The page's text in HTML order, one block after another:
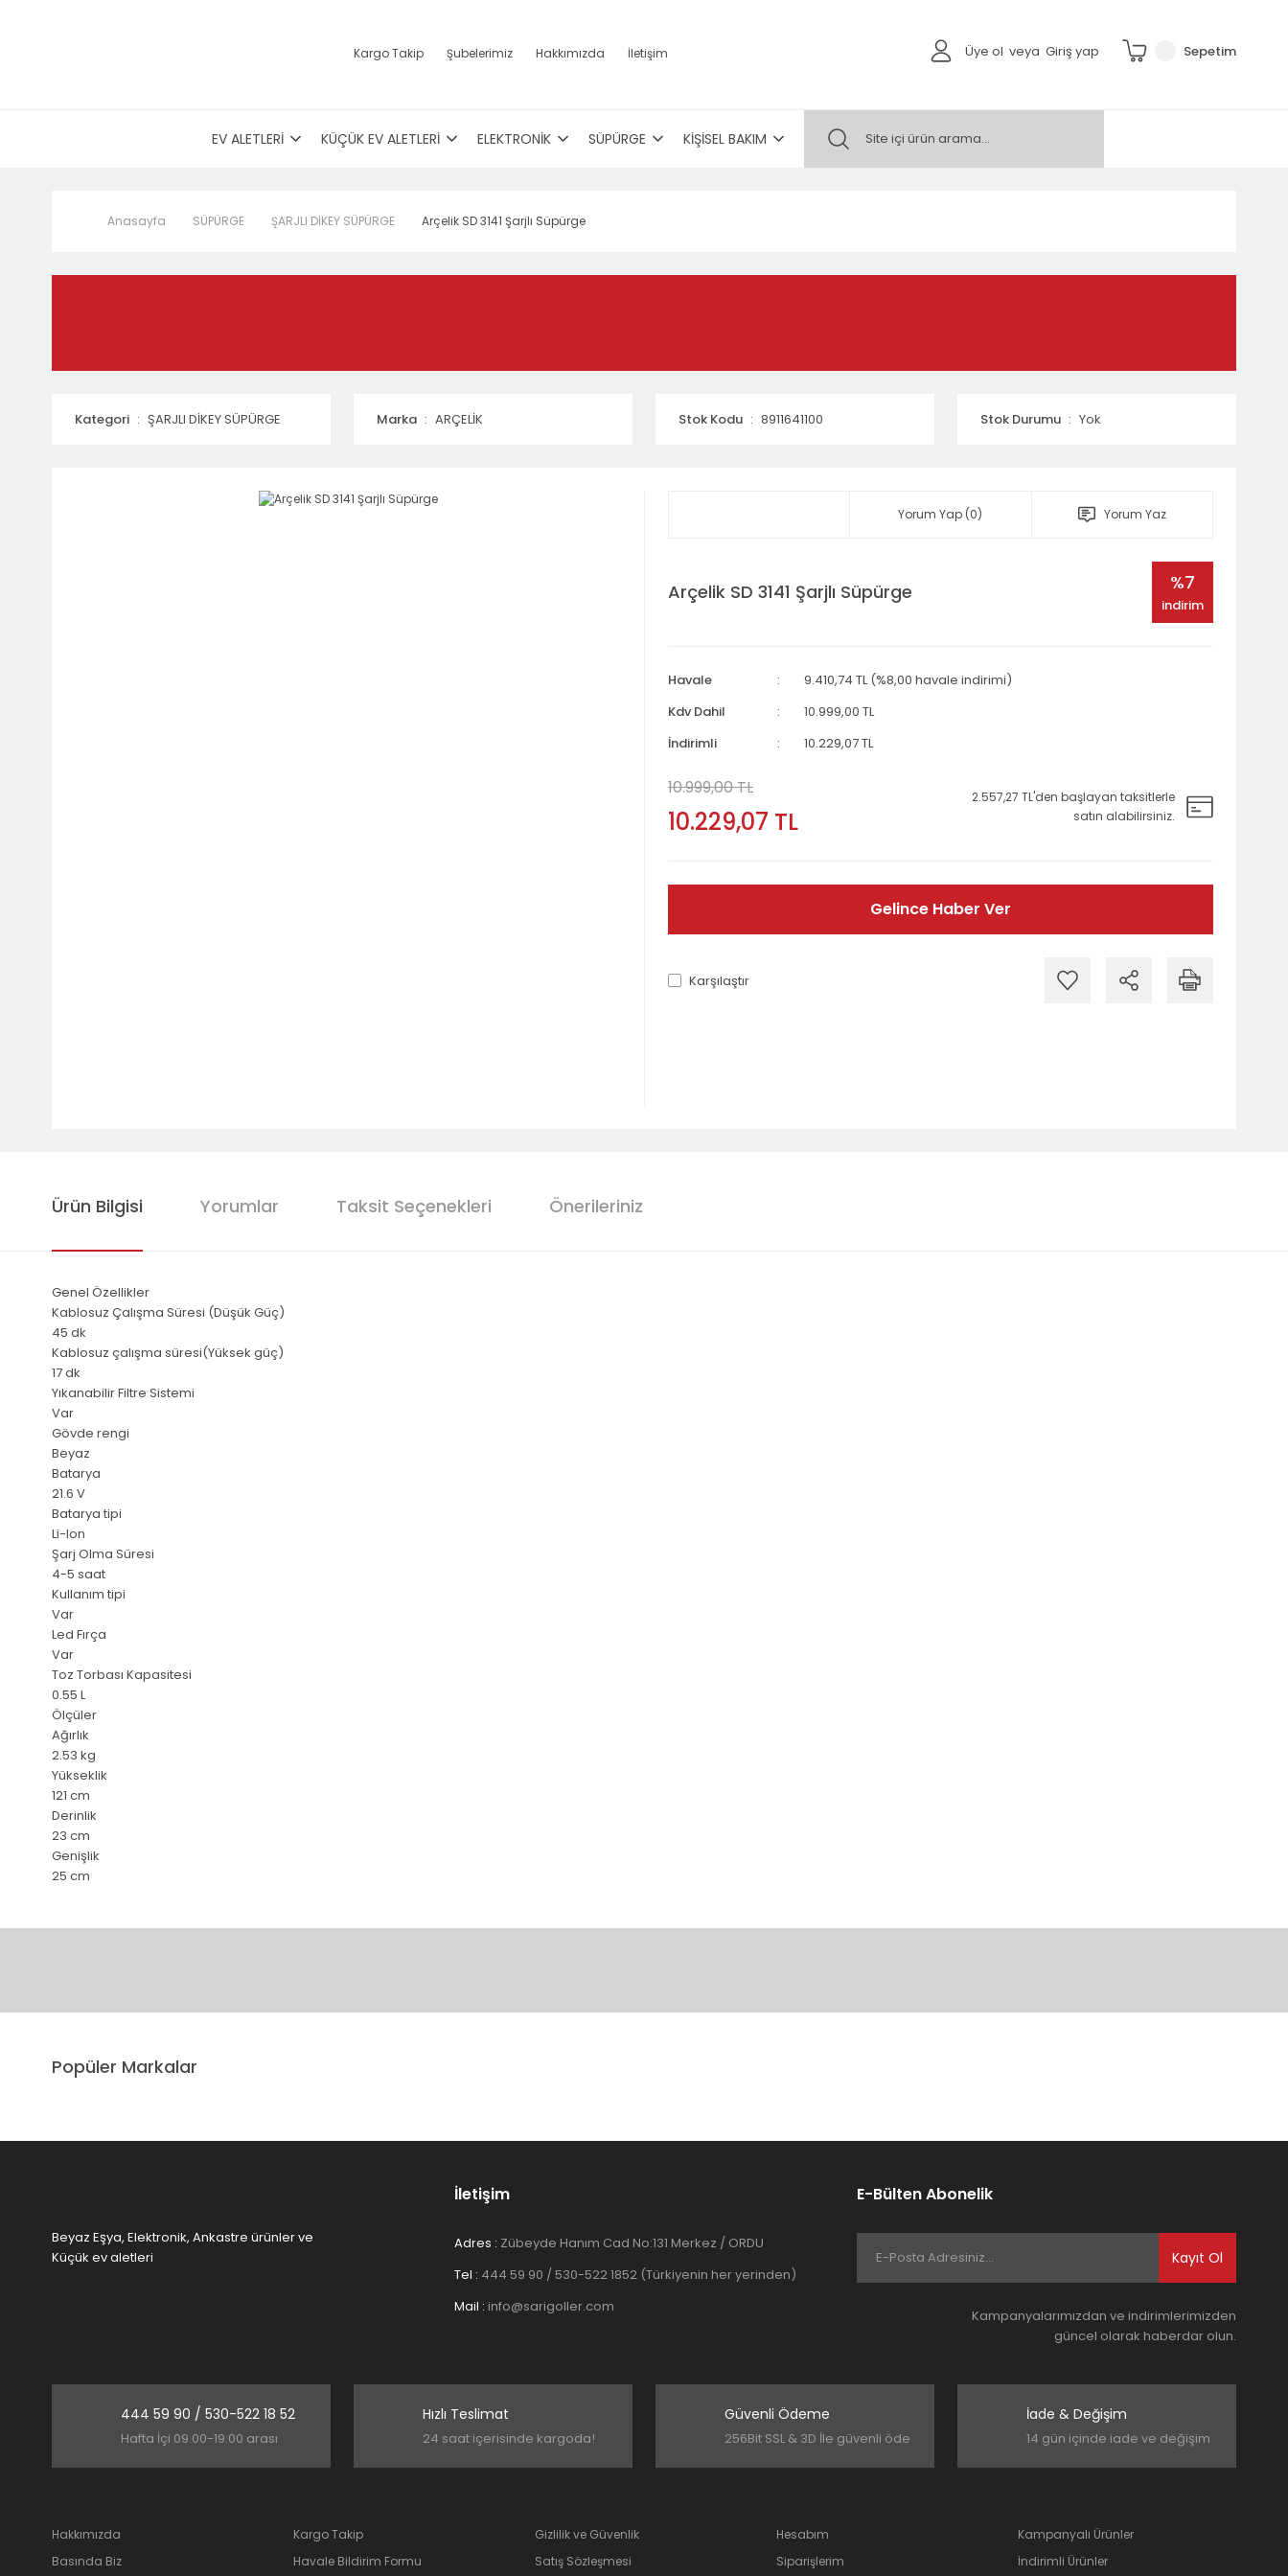
Kargo Takip Şubelerimiz Hakkımızda İletişim Üye ol veya Giriş yap Sepetim
EV ALETLERİ KÜÇÜK EV ALETLERİ ELEKTRONİK SÜPÜRGE KİŞİSEL BAKIM
Anasayfa SÜPÜRGE ŞARJLI DİKEY SÜPÜRGE Arçelik SD 3141 Şarjlı Süpürge
Kategori ŞARJLI DİKEY SÜPÜRGE Marka ARÇELİK Stok Kodu 8911641100 Stok Durumu Yok
Yorum Yap (0) Yorum Yaz
Arçelik SD 3141 Şarjlı Süpürge %7
indirim
Havale
9.410,74 TL (%8,00 havale indirimi)
Kdv Dahil
10.999,00 TL
İndirimli
10.229,07 TL
10.999,00 TL
10.229,07 TL
2.557,27 TL'den başlayan taksitlerle
satın alabilirsiniz.
Gelince Haber Ver
Karşılaştır
Ürün Bilgisi Yorumlar Taksit Seçenekleri Önerileriniz
Genel Özellikler
Kablosuz Çalışma Süresi (Düşük Güç)
45 dk
Kablosuz çalışma süresi(Yüksek güç)
17 dk
Yıkanabilir Filtre Sistemi
Var
Gövde rengi
Beyaz
Batarya
21.6 V
Batarya tipi
Li-Ion
Şarj Olma Süresi
4-5 saat
Kullanım tipi
Var
Led Fırça
Var
Toz Torbası Kapasitesi
0.55 L
Ölçüler
Ağırlık
2.53 kg
Yükseklik
121 cm
Derinlik
23 cm
Genişlik
25 cm
Ürün açıklamasında eksik bilgiler bulunuyor.
Popüler Markalar
Beyaz Eşya, Elektronik, Ankastre ürünler ve
Küçük ev aletleri
İletişim
Adres : Zübeyde Hanım Cad No:131 Merkez / ORDU
Tel : 444 59 90 / 530-522 1852 (Türkiyenin her yerinden)
Mail : info@sarigoller.com
E-Bülten Abonelik
Kayıt Ol
Kampanyalarımızdan ve indirimlerimizden
güncel olarak haberdar olun.
444 59 90 / 530-522 18 52
Hafta İçi 09.00-19:00 arası
Hızlı Teslimat
24 saat içerisinde kargoda!
Güvenli Ödeme
256Bit SSL & 3D İle güvenli öde
İade & Değişim
14 gün içinde iade ve değişim
Hakkımızda
Basında Biz
Kargo Takip
Havale Bildirim Formu
Gizlilik ve Güvenlik
Satış Sözleşmesi
Hesabım
Siparişlerim
Kampanyalı Ürünler
İndirimli Ürünler